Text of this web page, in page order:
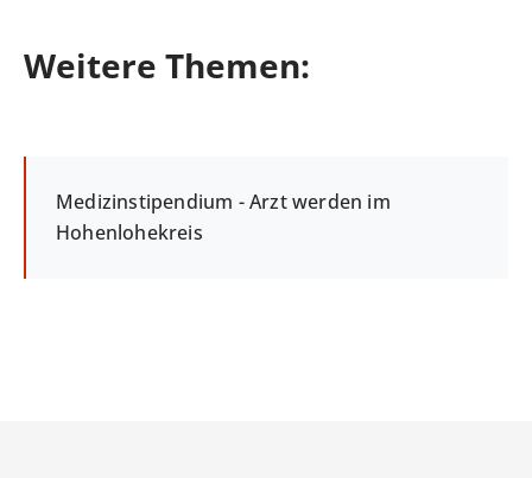
Weitere Themen:
Medizinstipendium - Arzt werden im
Hohenlohekreis